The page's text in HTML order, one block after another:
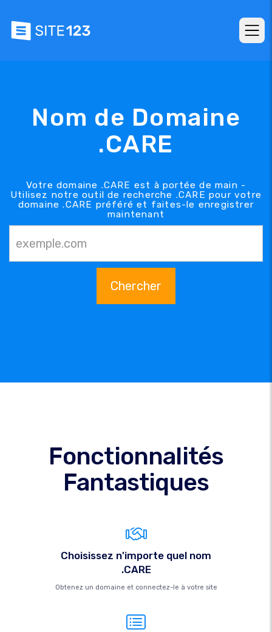
Nom de Domaine
.CARE
Votre domaine .CARE est à portée de main -
Utilisez notre outil de recherche .CARE pour votre
domaine .CARE préféré et faites-le enregistrer
maintenant
Chercher
Fonctionnalités
Fantastiques
Choisissez n'importe quel nom
.CARE
Obtenez un domaine et connectez-le à votre site